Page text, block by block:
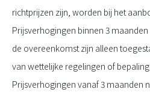
richtprijzen zijn, worden bij het
Prijsverhogingen binnen 3
de overeenkomst zijn alleen
van wettelijke regelingen of
Prijsverhogingen vanaf 3 maanden